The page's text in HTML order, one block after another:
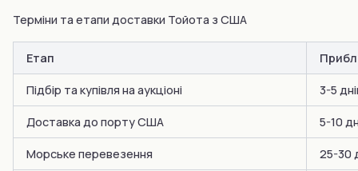
Терміни та етапи доставки Тойота з США
Етап
Підбір та купівля на аукціоні 3-5
Доставка до порту США 5-10
Морське перевезення 25-30